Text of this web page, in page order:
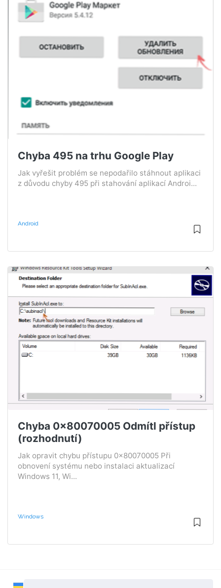
Chyba 495 na trhu Google Play
Jak vyřešit problém se nepodařilo stáhnout aplikaci
z důvodu chyby 495 při stahování aplikací Androi...
Android
Chyba 0x80070005 Odmítl přístup
(rozhodnutí)
Jak opravit chybu přístupu 0x80070005 Při
obnovení systému nebo instalaci aktualizací
Windows 11, Wi...
Windows